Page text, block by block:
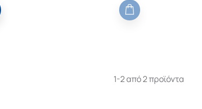
1-2 από 2 προϊόντα